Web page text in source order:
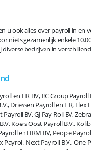
u ook alles over payroll in en
niets gezamenlijk enkele
bedrijven in
en HR BV, BC Group Payroll
Driessen Payroll en HR, Flex
BV, GJ Pay-Roll BV,
Koers Oost Payroll B.V.,
en HRM BV, People
Next Payroll B.V., One